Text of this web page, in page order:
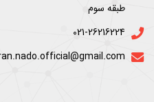
ﻃﺒﻘﻪ ﺳﻮم
021-26216224